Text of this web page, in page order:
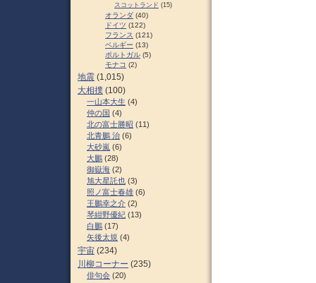
スコットランド (15)
オランダ (40)
ドイツ (122)
フランス (121)
ベルギー (13)
ポルトガル (5)
モナコ (2)
地震 (1,015)
大相撲 (100)
一山本大生 (4)
仲の国 (4)
北の富士勝昭 (11)
北青鵬 治 (6)
大砂嵐 (6)
大鵬 (28)
御嶽海 (2)
旭大星託也 (3)
照ノ富士春雄 (6)
王鵬幸之介 (2)
琴紺野優紀 (13)
白鵬 (17)
矢後太規 (4)
宇宙 (234)
川柳コーナー (235)
俳句会 (20)